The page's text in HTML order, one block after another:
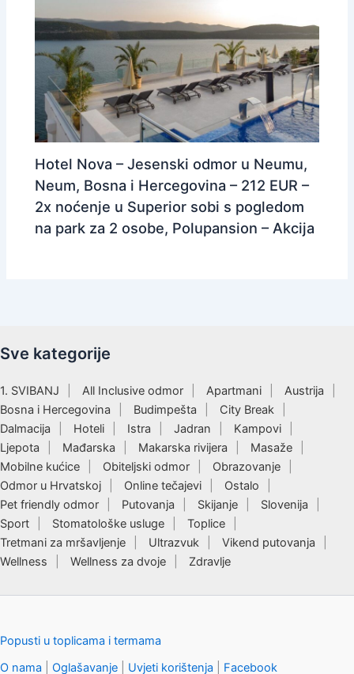
Hotel Nova – Jesenski odmor u Neumu,
Neum, Bosna i Hercegovina – 212 EUR –
2x noćenje u Superior sobi s pogledom
na park za 2 osobe, Polupansion – Akcija
Sve kategorije
1. SVIBANJ All Inclusive odmor Apartmani
Austrija
Bosna i Hercegovina
Budimpešta
City Break
Dalmacija
Hoteli Istra Jadran
Kampovi
Ljepota
Mađarska Makarska rivijera
Masaže
Mobilne kućice
Obiteljski odmor
Obrazovanje
Odmor u Hrvatskoj
Online tečajevi
Ostalo
Pet friendly odmor
Putovanja Skijanje
Slovenija
Sport
Stomatološke usluge
Toplice
Tretmani za mršavljenje
Ultrazvuk
Vikend putovanja
Wellness
Wellness za dvoje Zdravlje
Popusti u toplicama i termama
O nama
Oglašavanje Uvjeti korištenja Facebook